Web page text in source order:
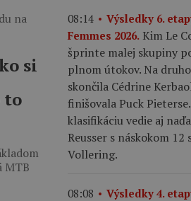
na
si
to
MTB
08:14
Výsledky 6.
Femmes 2026. Kim Le
šprinte malej skupiny
plnom útokov. Na
skončila Cédrine
finišovala Puck
klasifikáciu vedie aj
Reusser s náskokom
Vollering.
08:08
Výsledky 4.